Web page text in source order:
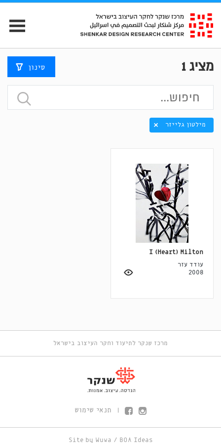
מציג1 סינון
מילטון גלייזר
I (Heart) Milton
עודד עזר
2008
מרכז שנקר לתיעוד וחקר העיצוב בישראל
תנאי שימוש
Site by Wuwa / BOA Ideas